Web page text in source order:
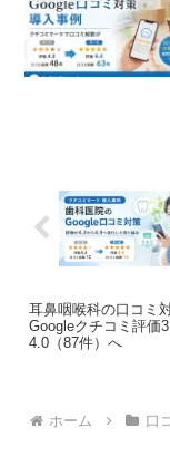
耳鼻咽喉科の口コミ
Googleクチコミ評価
4.0（87件）へ
ホーム 口